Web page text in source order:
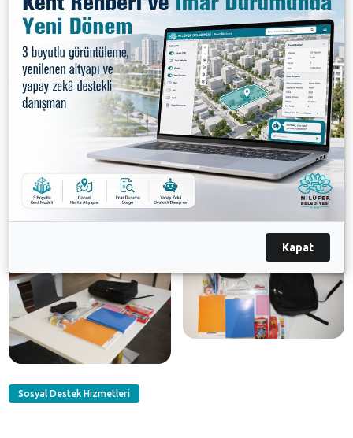
böylece yeni dönem öncesinde, öğrencilerin okuldaki
temel ihtiyaçlarını karşılıyor.
Nilüfer Belediyesi, her yıl düzenli olarak yaptığı
kırtasiye desteği kampanyasıyla, ihtiyaç sahibi
öğrencilerin yanında olmaya devam ediyor. Bu yıl
toplamda bin 350 ilk ve ortaokulda öğrenim gören
öğrenciye kırtasiye malzemesi hediye eden Nilüfer
Belediyesi, bir nebze de olsa ailelere destek sağlamış
oluyor.
Sosyal Destek Hizmetleri
Kapat